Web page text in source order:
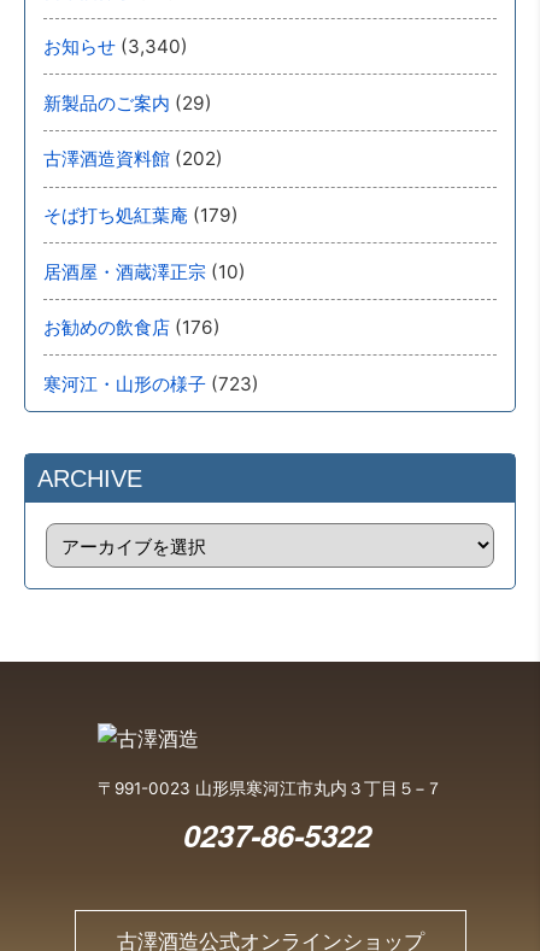
お知らせ (3,340)
新製品のご案内 (29)
古澤酒造資料館 (202)
そば打ち処紅葉庵 (179)
居酒屋・酒蔵澤正宗 (10)
お勧めの飲食店 (176)
寒河江・山形の様子 (723)
ARCHIVE
〒991-0023 山形県寒河江市丸内３丁目５−７
0237-86-5322
古澤酒造公式オンラインショップ